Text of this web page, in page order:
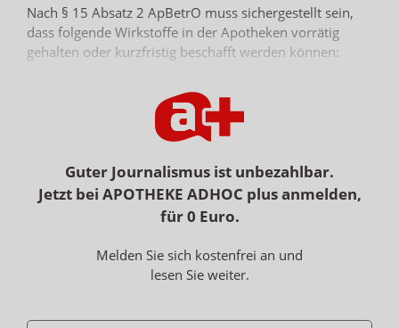
Nach § 15 Absatz 2 ApBetrO muss sichergestellt sein,
dass folgende Wirkstoffe in der Apotheken vorrätig
gehalten oder kurzfristig beschafft werden können:
Diphtherie-Antitoxin vom Pferd,
Schlangengift-Immunserum, polyvalent, Europa,
Tollwut-Impfstoff,
Varizella-Zoster-Immunglobulin,
C1-Esterase-Inhibitor,
Hepatitis-B-Immunglobulin,
Digitalis-Antitoxin,
Opioide in transdermaler und in transmucosaler
Guter Journalismus ist unbezahlbar.
Jetzt bei APOTHEKE ADHOC plus anmelden,
für 0 Euro.
Melden Sie sich kostenfrei an und
lesen Sie weiter.